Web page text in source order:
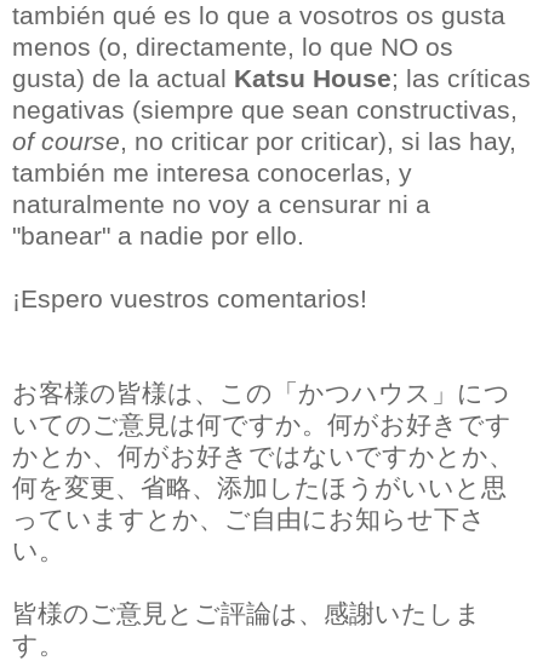
también qué es lo que a vosotros os gusta
menos (o, directamente, lo que NO os
gusta) de la actual Katsu House; las críticas
negativas (siempre que sean constructivas,
of course, no criticar por criticar), si las hay,
también me interesa conocerlas, y
naturalmente no voy a censurar ni a
"banear" a nadie por ello.
¡Espero vuestros comentarios!
お客様の皆様は、この「かつハウス」につ
いてのご意見は何ですか。何がお好きです
かとか、何がお好きではないですかとか、
何を変更、省略、添加したほうがいいと思
っていますとか、ご自由にお知らせ下さ
い。
皆様のご意見とご評論は、感謝いたしま
す。